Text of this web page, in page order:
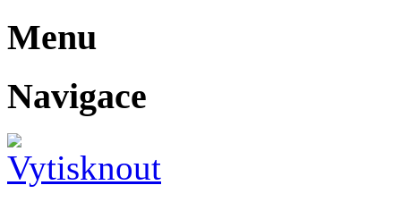
Menu
Navigace